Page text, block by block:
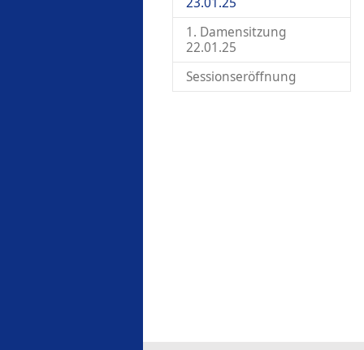
1. Damensitzung
22.01.25
Sessionseröffnung